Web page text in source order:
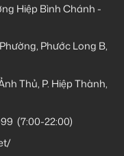
Hiệp Bình Chánh -
Phước Long B,
Thủ, P. Hiệp Thành,
(7:00-22:00)